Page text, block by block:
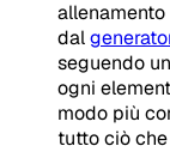
dal
seguendo un
ogni
modo più
tutto ciò